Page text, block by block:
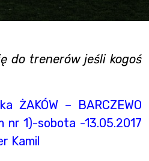
do trenerów jeśli kogoś
ŻAKÓW – BARCZEWO
nr 1)-sobota -13.05.2017
Kamil